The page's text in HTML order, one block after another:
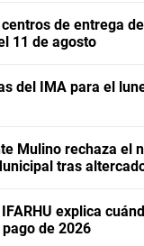
centros de entrega
11 de agosto
del IMA para el
Mulino rechaza el
tras
IFARHU explica
de 2026